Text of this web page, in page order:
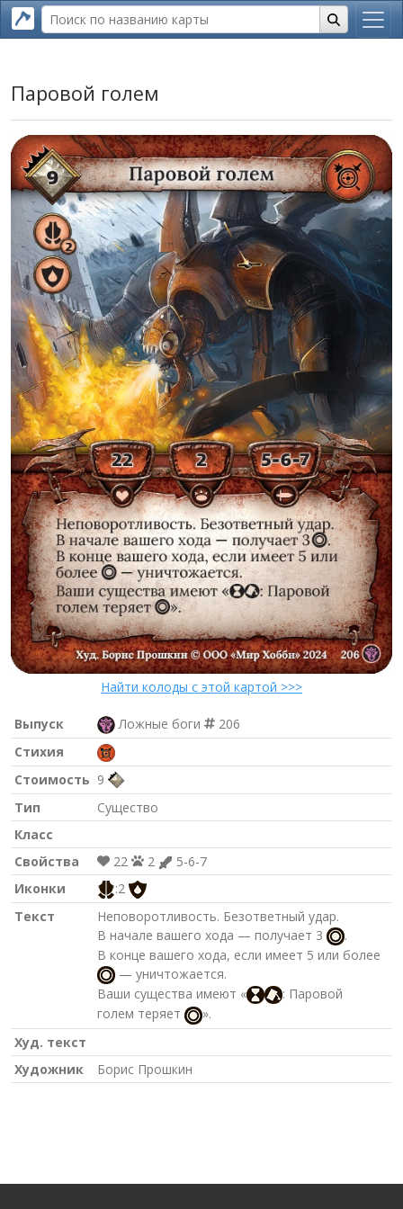
Паровой голем
Найти колоды с этой картой >>>
Выпуск Ложные боги
206
Стихия
Стоимость 9
Тип
Существо
Класс
Свойства
22 2
5-6-7
Иконки
:2
Текст
Неповоротливость. Безответный удар.
В начале вашего хода — получает 3
.
В конце вашего хода, если имеет 5 или более
— уничтожается.
Ваши существа имеют «
: Паровой
голем теряет
».
Худ. текст
Художник
Борис Прошкин